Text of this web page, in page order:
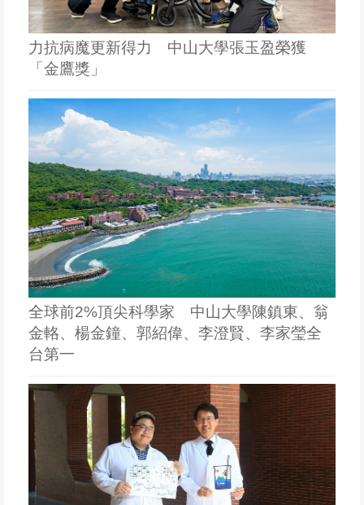
力抗病魔更新得力 中山大學張玉盈榮獲
「金鷹獎」
全球前2%頂尖科學家 中山大學陳鎮東、翁
金輅、楊金鐘、郭紹偉、李澄賢、李家瑩全
台第一